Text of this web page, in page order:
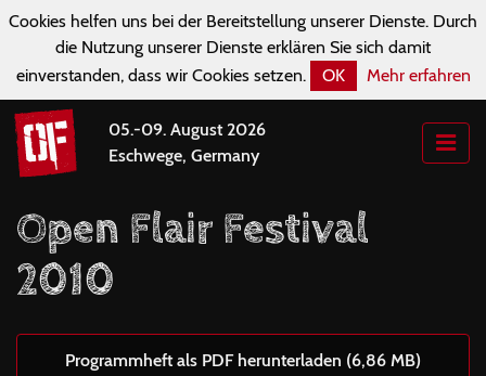
Cookies helfen uns bei der Bereitstellung unserer Dienste. Durch
die Nutzung unserer Dienste erklären Sie sich damit
einverstanden, dass wir Cookies setzen.
OK Mehr erfahren
05.-09. August 2026
Eschwege, Germany
Open Flair Festival
2010
Programmheft als PDF herunterladen (6,86 MB)